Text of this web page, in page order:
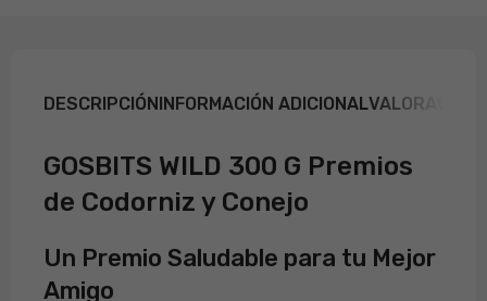
DESCRIPCIÓN INFORMACIÓN ADICIONAL
GOSBITS WILD 300 G Premios
de Codorniz y Conejo
Un Premio Saludable para tu Mejor
Amigo